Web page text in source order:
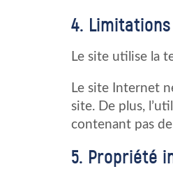
4.
Le site utilise la
Le site Internet
site. De plus,
contenant pas
5. Propriété